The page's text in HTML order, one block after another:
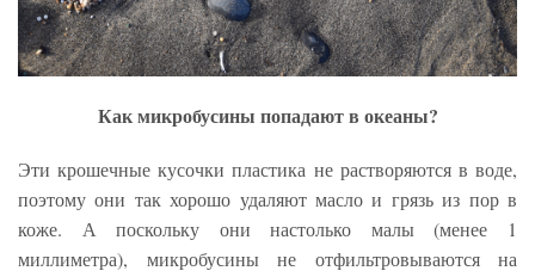
Как микробусины попадают в океаны?
Эти крошечные кусочки пластика не растворяются в воде,
поэтому они так хорошо удаляют масло и грязь из пор в
коже. А поскольку они настолько малы (менее 1
миллиметра), микробусины не отфильтровываются на